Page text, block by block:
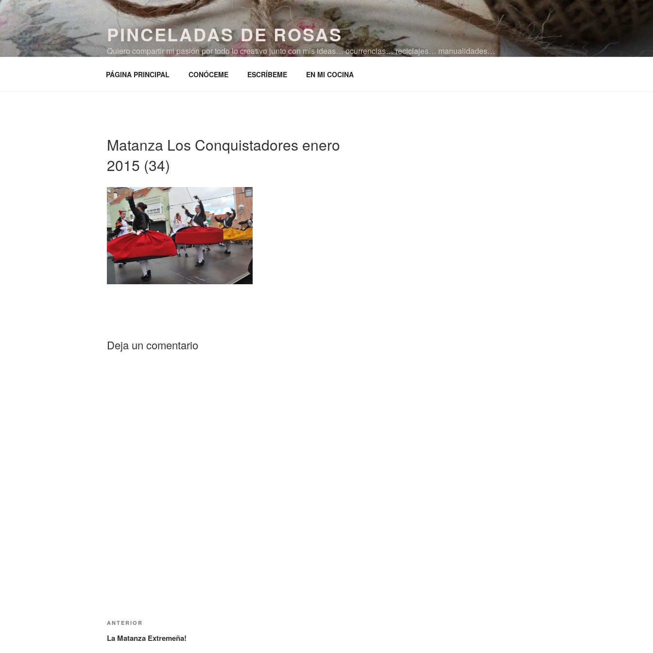
Saltar
al
contenido
PINCELADAS DE ROSAS
Quiero compartir mi pasión por todo lo creativo junto con mis ideas… ocurrencias… reciclajes… manualidades…
PÁGINA PRINCIPAL CONÓCEME ESCRÍBEME EN MI COCINA
Matanza Los Conquistadores enero
2015 (34)
Deja un comentario
Navegación
de
Entrada
anterior:
ANTERIOR
La Matanza Extremeña!